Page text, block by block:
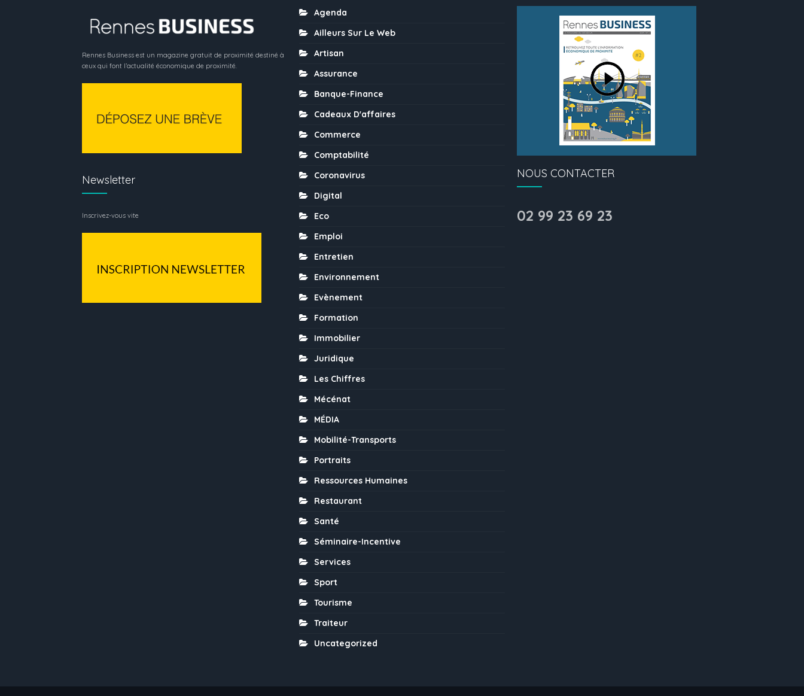
Rennes Business est un magazine gratuit de proximité destiné à
ceux qui font l’actualité économique de proximité.
Newsletter
Inscrivez-vous vite
Agenda
Ailleurs Sur Le Web
Artisan
Assurance
Banque-Finance
Cadeaux D'affaires
Commerce
Comptabilité
Coronavirus
Digital
Eco
Emploi
Entretien
Environnement
Evènement
Formation
Immobilier
Juridique
Les Chiffres
Mécénat
MÉDIA
Mobilité-Transports
Portraits
Ressources Humaines
Restaurant
Santé
Séminaire-Incentive
Services
Sport
Tourisme
Traiteur
Uncategorized
NOUS CONTACTER
02 99 23 69 23